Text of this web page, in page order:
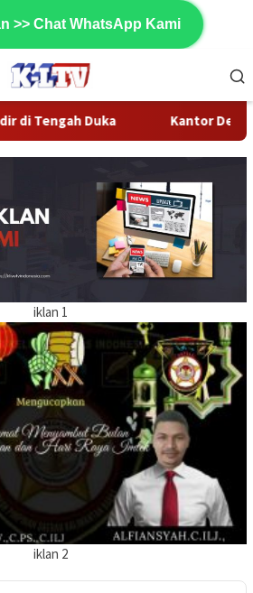
>> Chat WhatsApp Kami
Tengah Duka Kantor Desa
iklan 1
iklan 2